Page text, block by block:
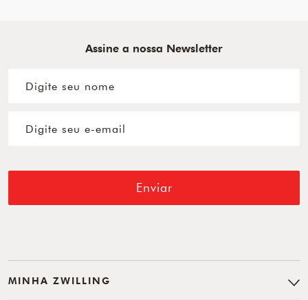
Assine a nossa Newsletter
Enviar
MINHA ZWILLING